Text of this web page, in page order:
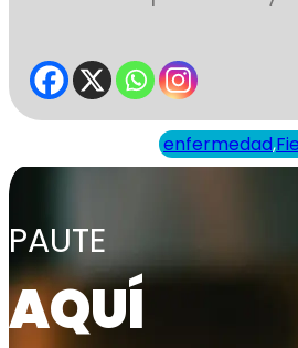
enfermedad,
PAUTE
AQUÍ